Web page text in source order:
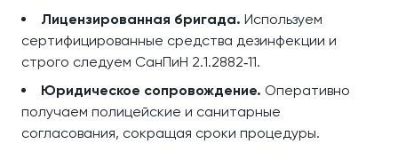
Лицензированная бригада. Используем
сертифицированные средства дезинфекции и
строго следуем СанПиН 2.1.2882‑11.
Юридическое сопровождение. Оперативно
получаем полицейские и санитарные
согласования, сокращая сроки процедуры.